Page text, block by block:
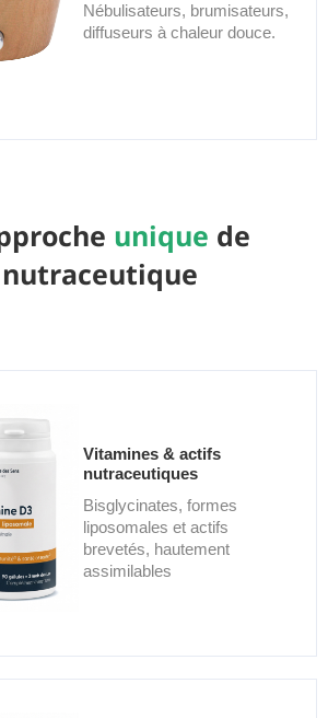
Nébulisateurs, brumisateurs,
diffuseurs à chaleur douce.
unique de
Vitamines & actifs
nutraceutiques
Bisglycinates, formes
liposomales et actifs
brevetés, hautement
assimilables